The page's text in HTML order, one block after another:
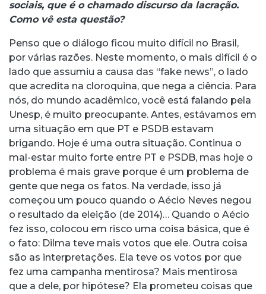
sociais, que é o chamado discurso da lacração.
Como vê esta questão?
Penso que o diálogo ficou muito difícil no Brasil,
por várias razões. Neste momento, o mais difícil é o
lado que assumiu a causa das “fake news”, o lado
que acredita na cloroquina, que nega a ciência. Para
nós, do mundo acadêmico, você está falando pela
Unesp, é muito preocupante. Antes, estávamos em
uma situação em que PT e PSDB estavam
brigando. Hoje é uma outra situação. Continua o
mal-estar muito forte entre PT e PSDB, mas hoje o
problema é mais grave porque é um problema de
gente que nega os fatos. Na verdade, isso já
começou um pouco quando o Aécio Neves negou
o resultado da eleição (de 2014)… Quando o Aécio
fez isso, colocou em risco uma coisa básica, que é
o fato: Dilma teve mais votos que ele. Outra coisa
são as interpretações. Ela teve os votos por que
fez uma campanha mentirosa? Mais mentirosa
que a dele, por hipótese? Ela prometeu coisas que